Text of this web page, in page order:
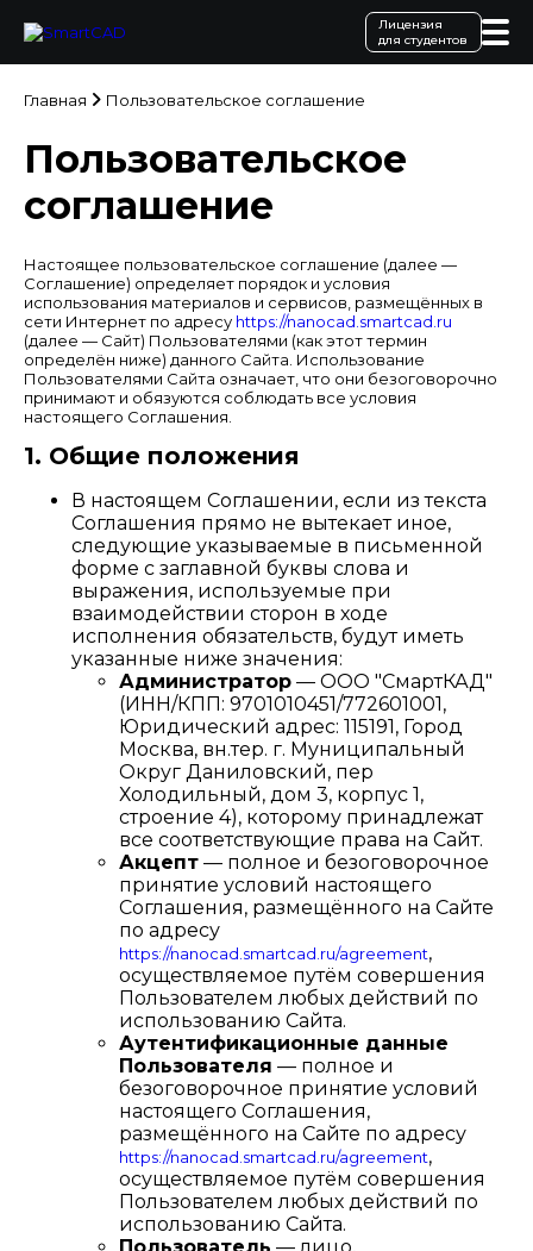
Лицензия
для студентов
Главная Пользовательское соглашение
Пользовательское
соглашение
Настоящее пользовательское соглашение (далее —
Соглашение) определяет порядок и условия
использования материалов и сервисов, размещённых в
сети Интернет по адресу https://nanocad.smartcad.ru
(далее — Сайт) Пользователями (как этот термин
определён ниже) данного Сайта. Использование
Пользователями Сайта означает, что они безоговорочно
принимают и обязуются соблюдать все условия
настоящего Соглашения.
1. Общие положения
В настоящем Соглашении, если из текста
Соглашения прямо не вытекает иное,
следующие указываемые в письменной
форме с заглавной буквы слова и
выражения, используемые при
взаимодействии сторон в ходе
исполнения обязательств, будут иметь
указанные ниже значения:
Администратор — ООО "СмартКАД"
(ИНН/КПП: 9701010451/772601001,
Юридический адрес: 115191, Город
Москва, вн.тер. г. Муниципальный
Округ Даниловский, пер
Холодильный, дом 3, корпус 1,
строение 4), которому принадлежат
все соответствующие права на Сайт.
Акцепт — полное и безоговорочное
принятие условий настоящего
Соглашения, размещённого на Сайте
по адресу
https://nanocad.smartcad.ru/agreement,
осуществляемое путём совершения
Пользователем любых действий по
использованию Сайта.
Аутентификационные данные
Пользователя — полное и
безоговорочное принятие условий
настоящего Соглашения,
размещённого на Сайте по адресу
https://nanocad.smartcad.ru/agreement,
осуществляемое путём совершения
Пользователем любых действий по
использованию Сайта.